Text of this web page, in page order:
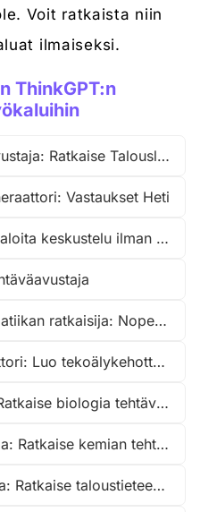
Voit ratkaista niin
ilmaiseksi.
ThinkGPT:n
lmainen AI Kirjanpitoavustaja: Ratkaise Talouslaskelmat Heti
Vastaukset Heti
Ilmainen tekoälychat – aloita keskustelu ilman kirjautumista
Ilmainen tekoälymatematiikan ratkaisija: Nopeat Vastaukset Heti
AI Prompttien generaattori: Luo tekoälykehotteita nopeasti
Biologia AI Ratkaisija: Ratkaise biologia tehtävät nopeasti
Kemian tekoälyratkaisija: Ratkaise kemian tehtävät ja ongelmat hetkessä
Economics AI Ratkaisija: Ratkaise taloustieteen tehtäviä sekunneissa